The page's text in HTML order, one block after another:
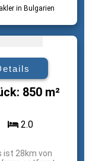
850 m²
2.0
ist 28km von